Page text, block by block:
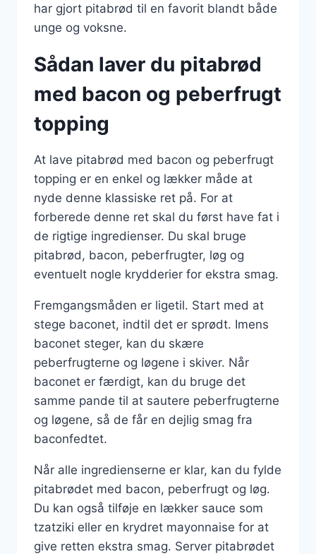
har gjort pitabrød til en favorit blandt både
unge og voksne.
Sådan laver du pitabrød
med bacon og peberfrugt
topping
At lave pitabrød med bacon og peberfrugt
topping er en enkel og lækker måde at
nyde denne klassiske ret på. For at
forberede denne ret skal du først have fat i
de rigtige ingredienser. Du skal bruge
pitabrød, bacon, peberfrugter, løg og
eventuelt nogle krydderier for ekstra smag.
Fremgangsmåden er ligetil. Start med at
stege baconet, indtil det er sprødt. Imens
baconet steger, kan du skære
peberfrugterne og løgene i skiver. Når
baconet er færdigt, kan du bruge det
samme pande til at sautere peberfrugterne
og løgene, så de får en dejlig smag fra
baconfedtet.
Når alle ingredienserne er klar, kan du fylde
pitabrødet med bacon, peberfrugt og løg.
Du kan også tilføje en lækker sauce som
tzatziki eller en krydret mayonnaise for at
give retten ekstra smag. Server pitabrødet